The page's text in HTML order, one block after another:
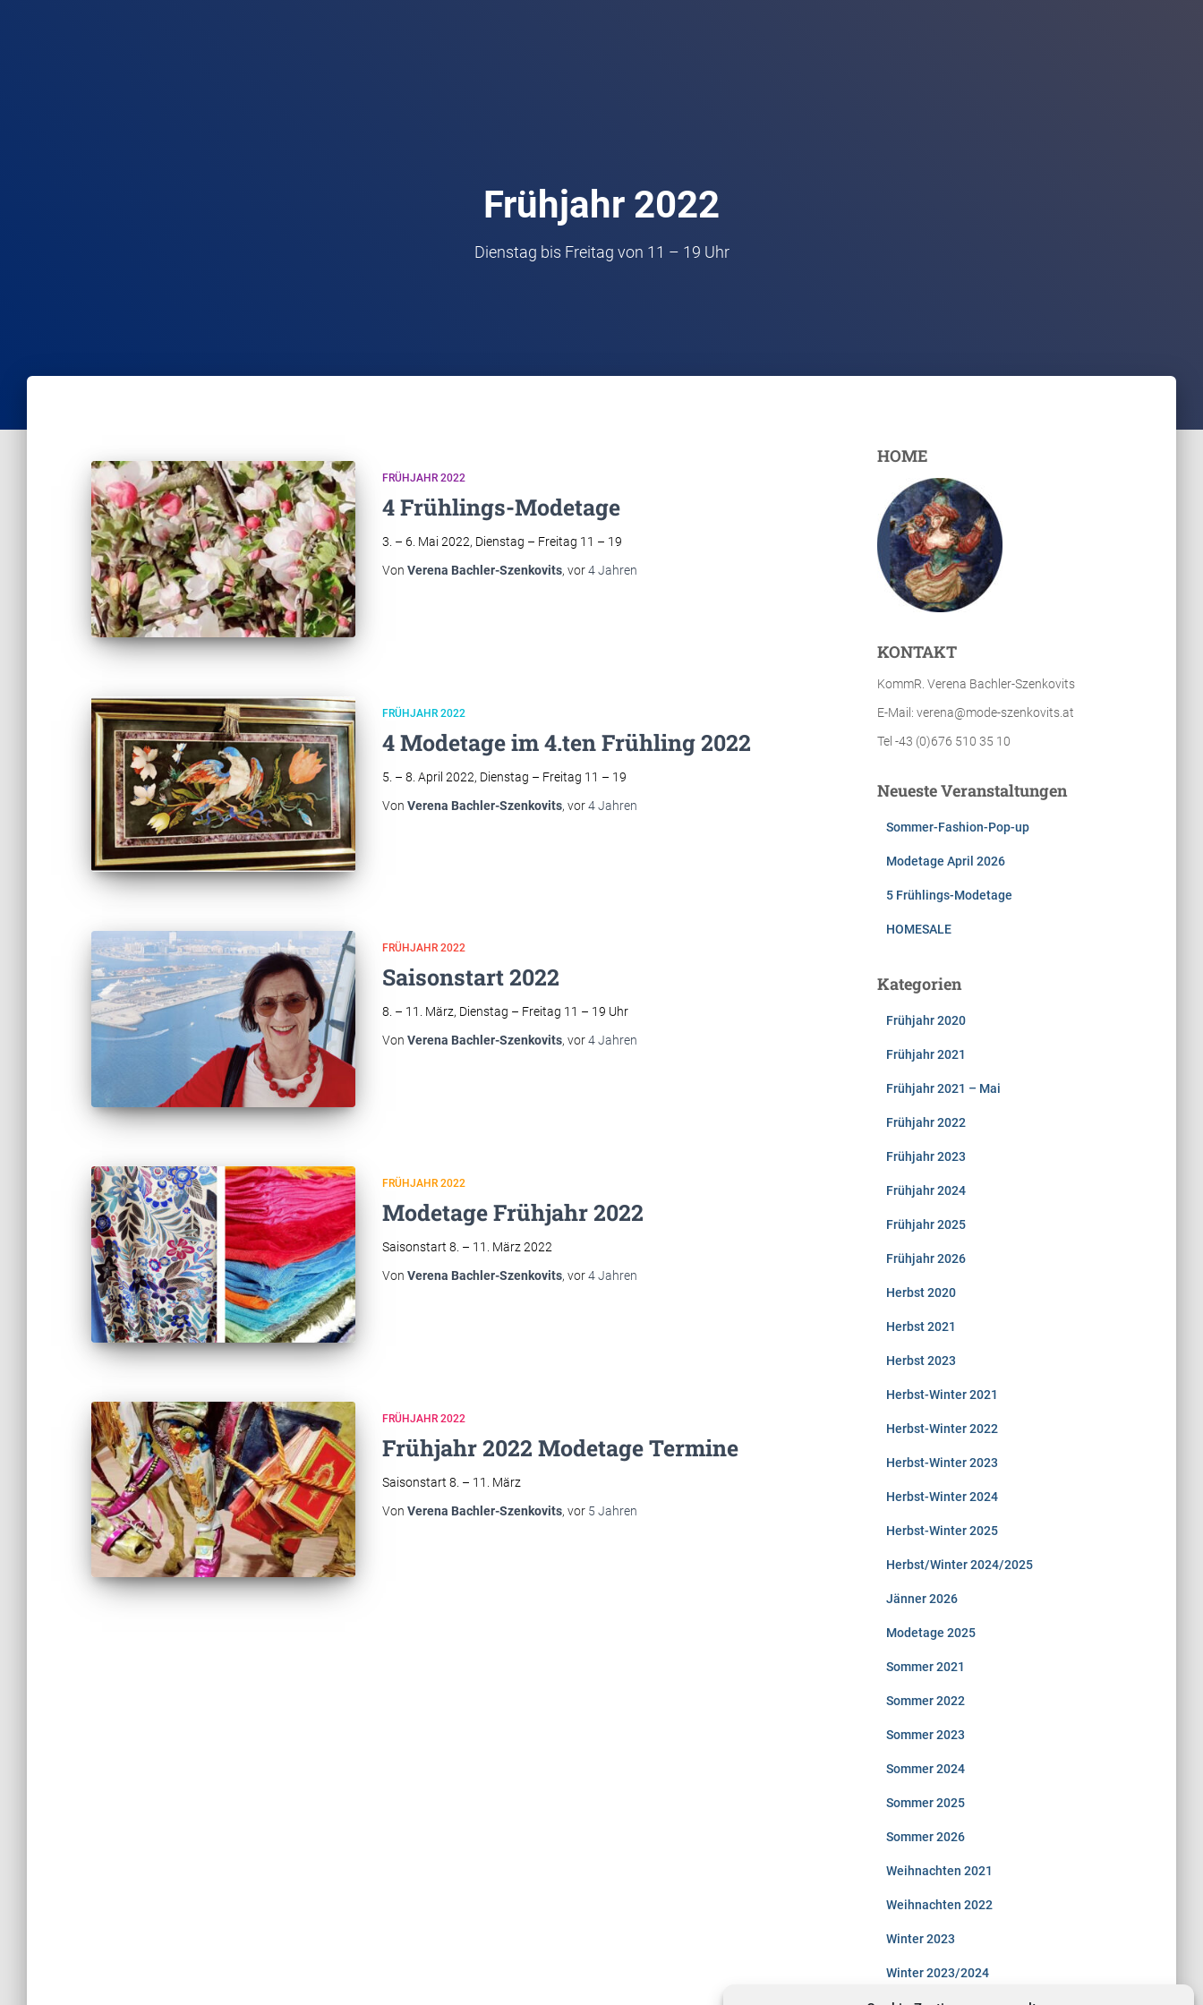
Frühjahr 2022
Dienstag bis Freitag von 11 – 19 Uhr
FRÜHJAHR 2022
4 Frühlings-Modetage
3. – 6. Mai 2022, Dienstag – Freitag 11 – 19
Von Verena Bachler-Szenkovits, vor4 Jahren
FRÜHJAHR 2022
4 Modetage im 4.ten Frühling 2022
5. – 8. April 2022, Dienstag – Freitag 11 – 19
Von Verena Bachler-Szenkovits, vor4 Jahren
FRÜHJAHR 2022
Saisonstart 2022
8. – 11. März, Dienstag – Freitag 11 – 19 Uhr
Von Verena Bachler-Szenkovits, vor4 Jahren
FRÜHJAHR 2022
Modetage Frühjahr 2022
Saisonstart 8. – 11. März 2022
Von Verena Bachler-Szenkovits, vor4 Jahren
FRÜHJAHR 2022
Frühjahr 2022 Modetage Termine
Saisonstart 8. – 11. März
Von Verena Bachler-Szenkovits, vor 5 Jahren
HOME
KONTAKT
KommR. Verena Bachler-Szenkovits
E-Mail: verena@mode-szenkovits.at
Tel -43 (0)676 510 35 10
Neueste Veranstaltungen
Sommer-Fashion-Pop-up
Modetage April 2026
5 Frühlings-Modetage
HOMESALE
Kategorien
Frühjahr 2020
Frühjahr 2021
Frühjahr 2021 – Mai
Frühjahr 2022
Frühjahr 2023
Frühjahr 2024
Frühjahr 2025
Frühjahr 2026
Herbst 2020
Herbst 2021
Herbst 2023
Herbst-Winter 2021
Herbst-Winter 2022
Herbst-Winter 2023
Herbst-Winter 2024
Herbst-Winter 2025
Herbst/Winter 2024/2025
Jänner 2026
Modetage 2025
Sommer 2021
Sommer 2022
Sommer 2023
Sommer 2024
Sommer 2025
Sommer 2026
Weihnachten 2021
Weihnachten 2022
Winter 2023
Winter 2023/2024